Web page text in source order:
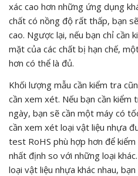
xác cao hơn những ứng dụng
chất có nồng độ rất thấp, bạn
cao. Ngược lại, nếu bạn chỉ cần
mặt của các chất bị hạn chế,
hơn có thể là đủ.
Khối lượng mẫu cần kiểm tra
cần xem xét. Nếu bạn cần
ngày, bạn sẽ cần một máy có
cần xem xét loại vật liệu nhựa
test RoHS phù hợp hơn để
nhất định so với những loại
loại vật liệu nhựa khác nhau,